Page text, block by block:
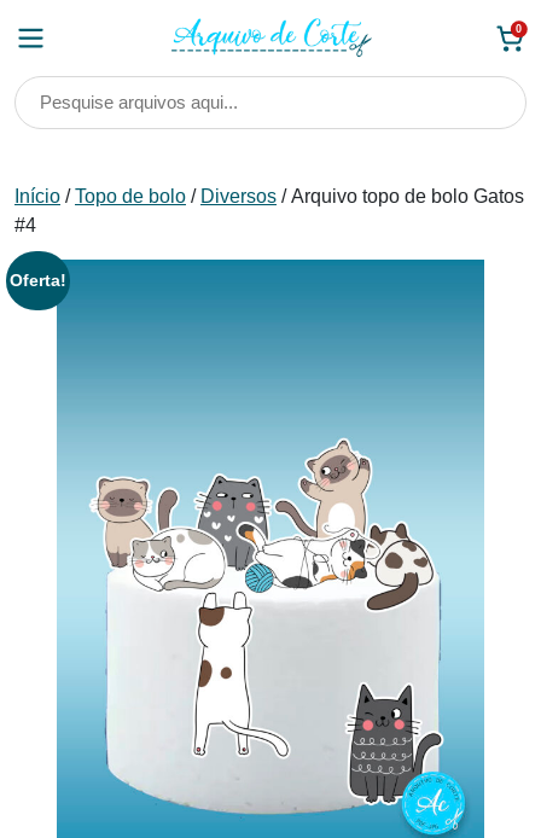
0
Início /Topo de bolo / Diversos / Arquivo topo de bolo Gatos
#4
Oferta!